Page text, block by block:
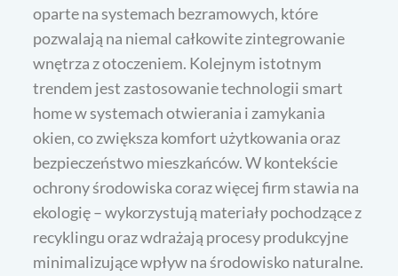
oparte na systemach bezramowych, które
pozwalają na niemal całkowite zintegrowanie
wnętrza z otoczeniem. Kolejnym istotnym
trendem jest zastosowanie technologii smart
home w systemach otwierania i zamykania
okien, co zwiększa komfort użytkowania oraz
bezpieczeństwo mieszkańców. W kontekście
ochrony środowiska coraz więcej firm stawia na
ekologię – wykorzystują materiały pochodzące z
recyklingu oraz wdrażają procesy produkcyjne
minimalizujące wpływ na środowisko naturalne.